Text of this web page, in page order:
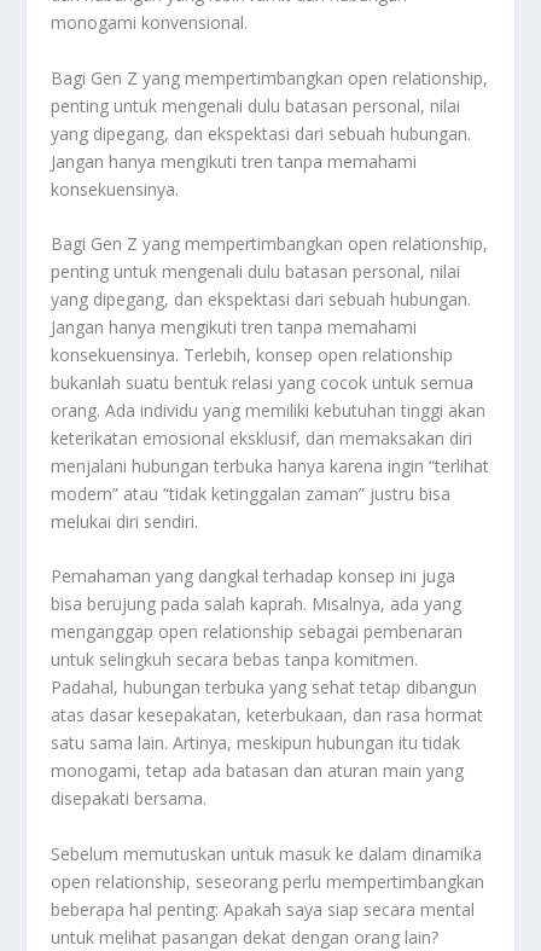
monogami konvensional.
Bagi Gen Z yang mempertimbangkan open relationship,
penting untuk mengenali dulu batasan personal, nilai
yang dipegang, dan ekspektasi dari sebuah hubungan.
Jangan hanya mengikuti tren tanpa memahami
konsekuensinya.
Bagi Gen Z yang mempertimbangkan open relationship,
penting untuk mengenali dulu batasan personal, nilai
yang dipegang, dan ekspektasi dari sebuah hubungan.
Jangan hanya mengikuti tren tanpa memahami
konsekuensinya. Terlebih, konsep open relationship
bukanlah suatu bentuk relasi yang cocok untuk semua
orang. Ada individu yang memiliki kebutuhan tinggi akan
keterikatan emosional eksklusif, dan memaksakan diri
menjalani hubungan terbuka hanya karena ingin “terlihat
modern” atau “tidak ketinggalan zaman” justru bisa
melukai diri sendiri.
Pemahaman yang dangkal terhadap konsep ini juga
bisa berujung pada salah kaprah. Misalnya, ada yang
menganggap open relationship sebagai pembenaran
untuk selingkuh secara bebas tanpa komitmen.
Padahal, hubungan terbuka yang sehat tetap dibangun
atas dasar kesepakatan, keterbukaan, dan rasa hormat
satu sama lain. Artinya, meskipun hubungan itu tidak
monogami, tetap ada batasan dan aturan main yang
disepakati bersama.
Sebelum memutuskan untuk masuk ke dalam dinamika
open relationship, seseorang perlu mempertimbangkan
beberapa hal penting: Apakah saya siap secara mental
untuk melihat pasangan dekat dengan orang lain?